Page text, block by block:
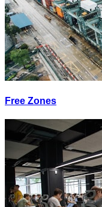
Free Zones